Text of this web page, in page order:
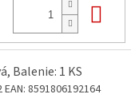
Balenie: 1 KS
EAN: 8591806192164